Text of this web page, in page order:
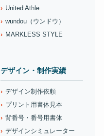
United Athle
wundou（ウンドウ）
MARKLESS STYLE
デザイン・制作実績
デザイン制作依頼
プリント用書体見本
背番号・番号用書体
デザインシミュレーター